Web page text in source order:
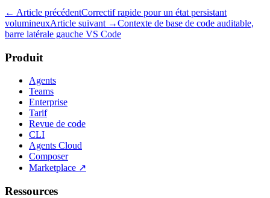
← Article précédentCorrectif rapide pour un état persistant
volumineuxArticle suivant →Contexte de base de code auditable,
barre latérale gauche VS Code
Produit
Agents
Teams
Enterprise
Tarif
Revue de code
CLI
Agents Cloud
Composer
Marketplace ↗
Ressources